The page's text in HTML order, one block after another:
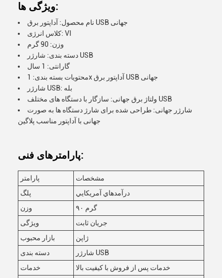
ویژگی ها:
نام محصول: آداپتور برق USB جهانی
کلاس انرژی: VI
وزن: 90 گرم
دسته بندی: شارژر USB
گارانتی: 1 سال
محتویات بسته بندی: 1x آداپتور برق USB جهانی
شارژر USB: بله
ولتاژ برق جهانی: سازگار با دستگاه های مختلف USB
شارژر جهانی: طراحی شده برای شارژ دستگاه ها به صورت
جهانی با آداپتور مناسب پلاگین
پارامترهای فنی:
پارامتر
مشخصات
پلگ
درآمدهاي آمريکايي
وزن
۹۰ گرم
ویژگی
جریان ثابت
بازار محبوب
ژاپن
دسته بندی
شارژر USB
خدمات
خدمات پس از فروش با کیفیت بالا